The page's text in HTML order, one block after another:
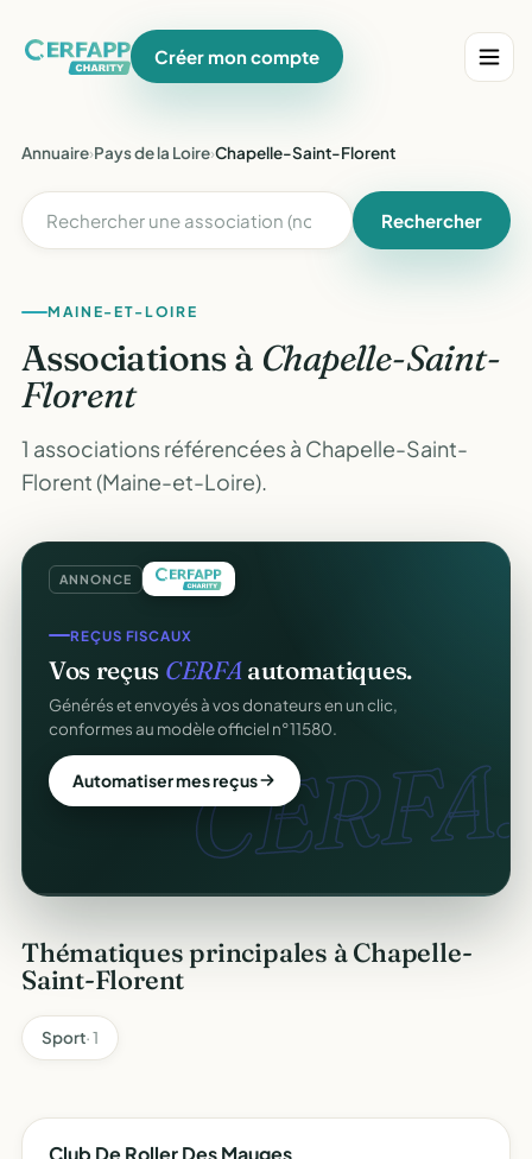
Créer mon compte
Annuaire›Pays de la Loire›Chapelle-Saint-Florent
Rechercher
MAINE-ET-LOIRE
Associations à Chapelle-Saint-
Florent
1 associations référencées à Chapelle-Saint-
Florent (Maine-et-Loire).
ANNONCE
CERFA.
REÇUS FISCAUX
Vos reçus CERFAautomatiques.
Générés et envoyés à vos donateurs en un clic,
conformes au modèle officiel n°11580.
Automatiser mes reçus
CRM ASSOCIATIF
UnCRM completpour vos membres.
Fiches donateurs, historique des dons, relances,
adhésions — fini les fichiers Excel.
Découvrir le CRM gratuit
Thématiques principales à Chapelle-
Saint-Florent
Sport· 1
Club De Roller Des Mauges